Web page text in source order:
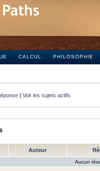
CALCUL PHILOSOPHIE
| Voir les sujets actifs
Auteur
Aucun